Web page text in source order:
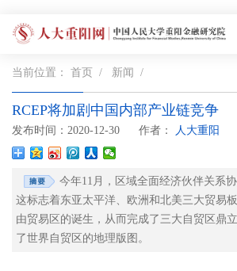
当前位置： 首页 / 新闻 /
RCEP将加剧中国内部产业链竞争
发布时间：2020-12-30 作者： 人大重阳
今年11月，区域全面经济伙伴关系协
这标志着东亚太平洋、欧洲和北美三大贸易
由贸易区的诞生，从而完成了三大自贸区鼎
了世界自贸区的地理版图。